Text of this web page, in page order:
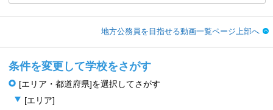
地方公務員を目指せる動画一覧ページ上部へ
条件を変更して学校をさがす
[エリア・都道府県]を選択してさがす
[エリア]